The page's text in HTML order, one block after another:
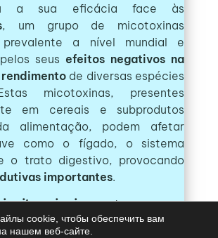
a sua eficácia face às
, um grupo de micotoxinas
prevalente a nível mundial e
seus efeitos negativos na
de diversas espécies
micotoxinas, presentes
em cereais e subprodutos
alimentação, podem afetar
como o fígado, o sistema
o trato digestivo, provocando
importantes.
in vitroein vivomostraram que a
comBIŌNTE® QUIMITŌX®
cookie, чтобы обеспечить вам
нашем веб-сайте.